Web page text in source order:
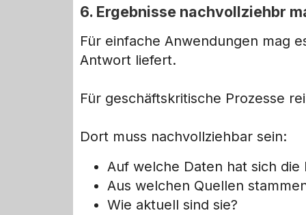
6. Ergebnisse nachvollziehbr
Für einfache Anwendungen mag
Antwort liefert.
Für geschäftskritische Prozesse
Dort muss nachvollziehbar sein:
Auf welche Daten hat sich die
Aus welchen Quellen
Wie aktuell sind sie?